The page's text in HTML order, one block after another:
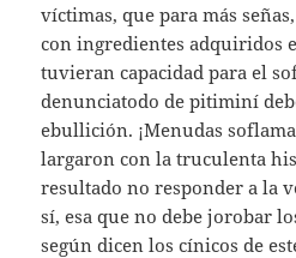
víctimas, que para más
con ingredientes adquiridos
tuvieran capacidad para el
denunciatodo de pitiminí
ebullición. ¡Menudas
largaron con la truculenta
resultado no responder a la
sí, esa que no debe jorobar
según dicen los cínicos de